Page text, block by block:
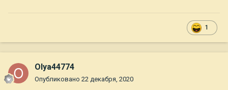
1
Olya44774
Опубликовано 22 декабря, 2020